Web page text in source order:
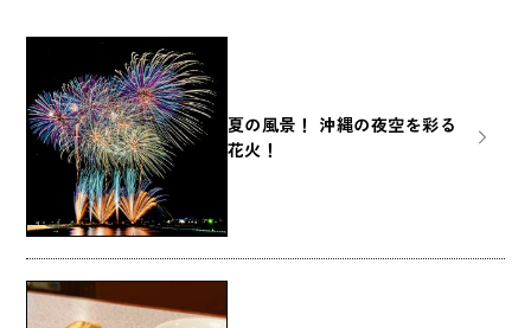
夏の風景！ 沖縄の夜空を彩る
花火！